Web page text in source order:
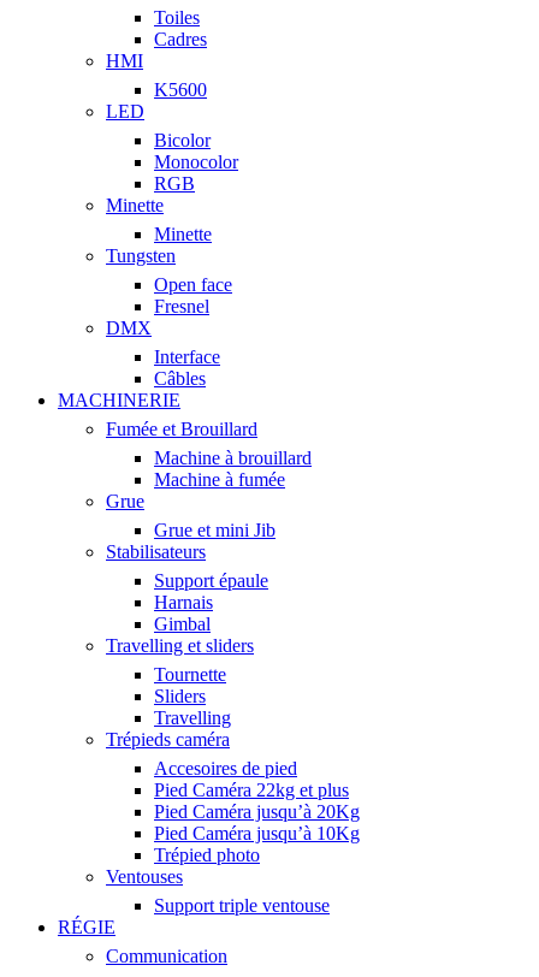
Toiles
Cadres
HMI
K5600
LED
Bicolor
Monocolor
RGB
Minette
Minette
Tungsten
Open face
Fresnel
DMX
Interface
Câbles
MACHINERIE
Fumée et Brouillard
Machine à brouillard
Machine à fumée
Grue
Grue et mini Jib
Stabilisateurs
Support épaule
Harnais
Gimbal
Travelling et sliders
Tournette
Sliders
Travelling
Trépieds caméra
Accesoires de pied
Pied Caméra 22kg et plus
Pied Caméra jusqu’à 20Kg
Pied Caméra jusqu’à 10Kg
Trépied photo
Ventouses
Support triple ventouse
RÉGIE
Communication